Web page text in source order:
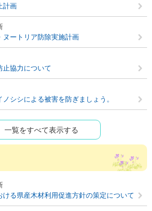
計画
ヌートリア防除実施計画
止協力について
シシによる被害を防ぎましょう。
一覧をすべて表示する
ける県産木材利用促進方針の策定について